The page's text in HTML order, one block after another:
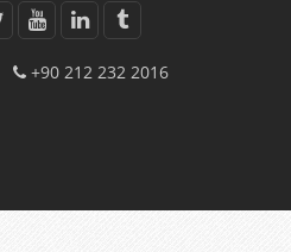
+90 212 232 2016